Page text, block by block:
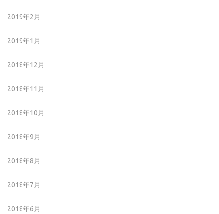
2019年2月
2019年1月
2018年12月
2018年11月
2018年10月
2018年9月
2018年8月
2018年7月
2018年6月